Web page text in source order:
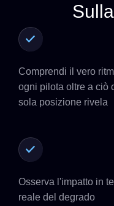
Comprendi il vero
ogni pilota oltre a ciò
sola posizione rivela
Osserva l'impatto in
reale del degrado